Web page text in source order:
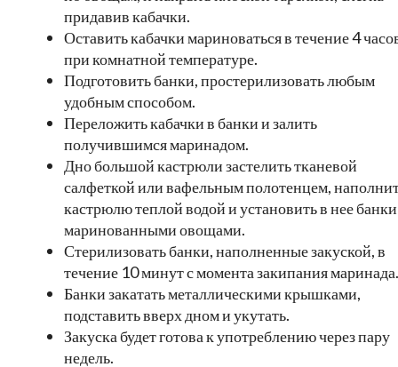
придавив кабачки.
Оставить кабачки мариноваться в течение 4
при комнатной температуре.
Подготовить банки, простерилизовать любым
удобным способом.
Переложить кабачки в банки и залить
получившимся маринадом.
Дно большой кастрюли застелить тканевой
салфеткой или вафельным полотенцем,
кастрюлю теплой водой и установить в нее
маринованными овощами.
Стерилизовать банки, наполненные закуской, в
течение 10 минут с момента закипания маринада.
Банки закатать металлическими крышками,
подставить вверх дном и укутать.
Закуска будет готова к употреблению через пару
недель.